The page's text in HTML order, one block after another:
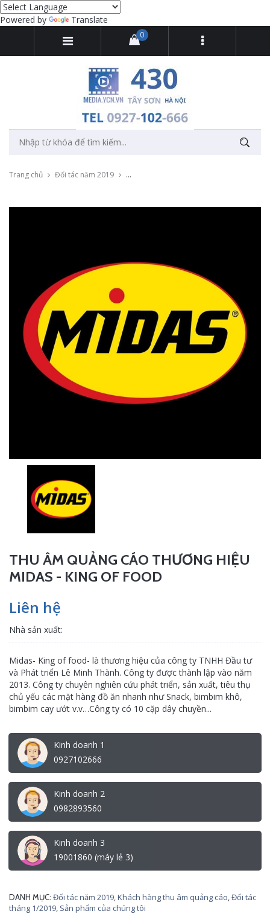
Powered by Translate
0
Trang chủ Đối tác năm 2019 Thu âm quảng cáo thương hiệu Midas -
THU ÂM QUẢNG CÁO THƯƠNG HIỆU
MIDAS - KING OF FOOD
Liên hệ
Nhà sản xuất:
Midas- King of food- là thương hiệu của công ty TNHH Đầu tư
và Phát triển Lê Minh Thành. Công ty được thành lập vào năm
2013. Công ty chuyên nghiên cứu phát triển, sản xuất, tiêu thụ
chủ yếu các mặt hàng đồ ăn nhanh như Snack, bimbim khô,
bimbim cay ướt v.v…Công ty có 10 cặp dây chuyền...
Kinh doanh 1
0927102666
Kinh doanh 2
0982893560
Kinh doanh 3
19001860 (máy lẻ 3)
DANH MỤC: Đối tác năm 2019,Khách hàng thu âm quảng cáo,Đối tác
tháng 1/2019, Sản phẩm của chúng tôi